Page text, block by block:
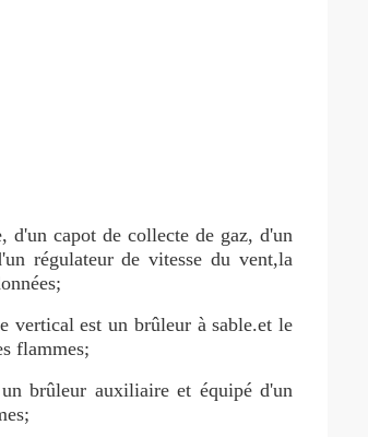
d'un capot de collecte de gaz, d'un
régulateur de vitesse du vent,la
vertical est un brûleur à sable.et le
flammes;
brûleur auxiliaire et équipé d'un